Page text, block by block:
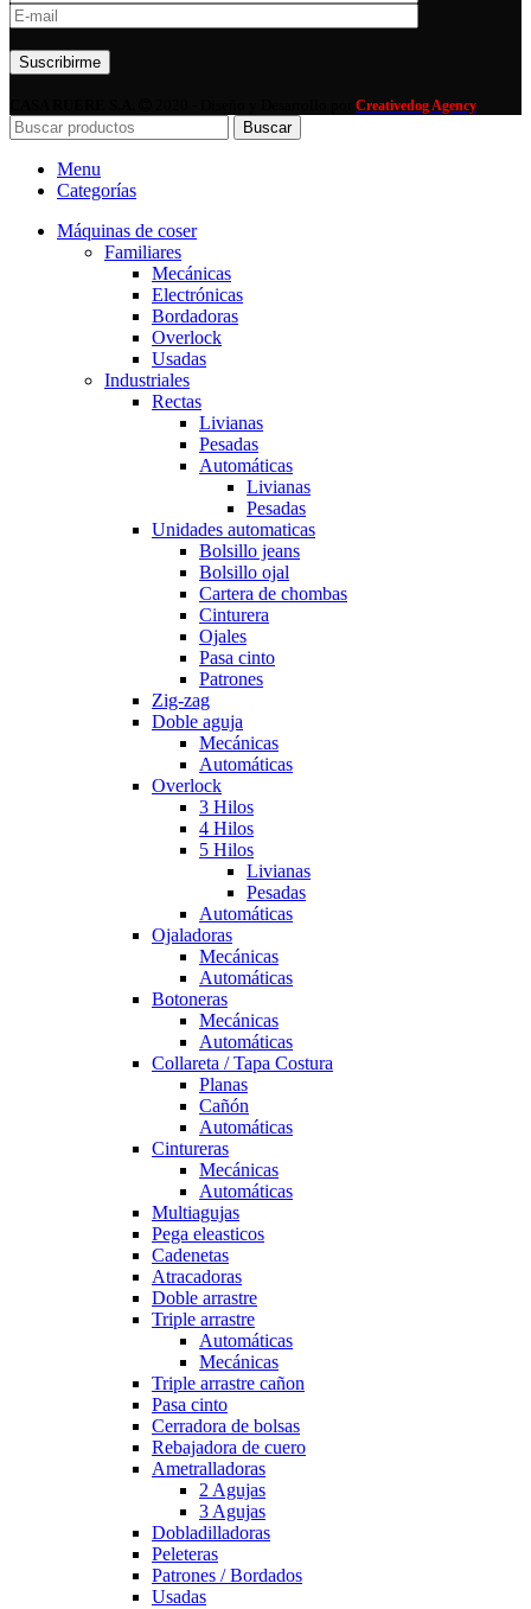
Creativedog Agency
Buscar
Menu
Categorías
Máquinas de coser
Familiares
Mecánicas
Electrónicas
Bordadoras
Overlock
Usadas
Industriales
Rectas
Livianas
Pesadas
Automáticas
Livianas
Pesadas
Unidades automaticas
Bolsillo jeans
Bolsillo ojal
Cartera de chombas
Cinturera
Ojales
Pasa cinto
Patrones
Zig-zag
Doble aguja
Mecánicas
Automáticas
Overlock
3 Hilos
4 Hilos
5 Hilos
Livianas
Pesadas
Automáticas
Ojaladoras
Mecánicas
Automáticas
Botoneras
Mecánicas
Automáticas
Collareta / Tapa Costura
Planas
Cañón
Automáticas
Cintureras
Mecánicas
Automáticas
Multiagujas
Pega eleasticos
Cadenetas
Atracadoras
Doble arrastre
Triple arrastre
Automáticas
Mecánicas
Triple arrastre cañon
Pasa cinto
Cerradora de bolsas
Rebajadora de cuero
Ametralladoras
2 Agujas
3 Agujas
Dobladilladoras
Peleteras
Patrones / Bordados
Usadas